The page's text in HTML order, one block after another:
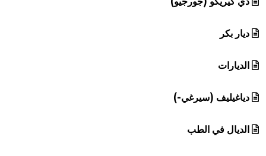
ديار بكر
الديارات
دياغيليف (سيرغي-)
الديال في الطب